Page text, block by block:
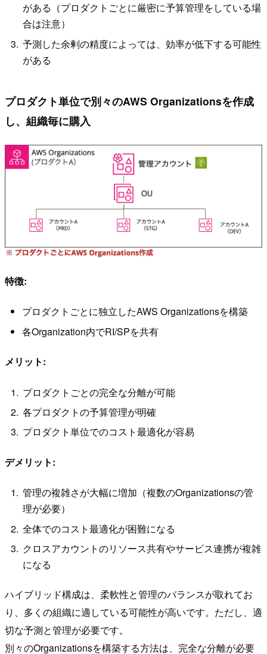
がある（プロダクトごとに厳密に予算管理をしている場
合は注意）
予測した余剰の精度によっては、効率が低下する可能性
がある
プロダクト単位で別々のAWS Organizationsを作成
し、組織毎に購入
特徴:
プロダクトごとに独立したAWS Organizationsを構築
各Organization内でRI/SPを共有
メリット:
プロダクトごとの完全な分離が可能
各プロダクトの予算管理が明確
プロダクト単位でのコスト最適化が容易
デメリット:
管理の複雑さが大幅に増加（複数のOrganizationsの管
理が必要）
全体でのコスト最適化が困難になる
クロスアカウントのリソース共有やサービス連携が複雑
になる
ハイブリッド構成は、柔軟性と管理のバランスが取れてお
り、多くの組織に適している可能性が高いです。ただし、適
切な予測と管理が必要です。
別々のOrganizationsを構築する方法は、完全な分離が必要